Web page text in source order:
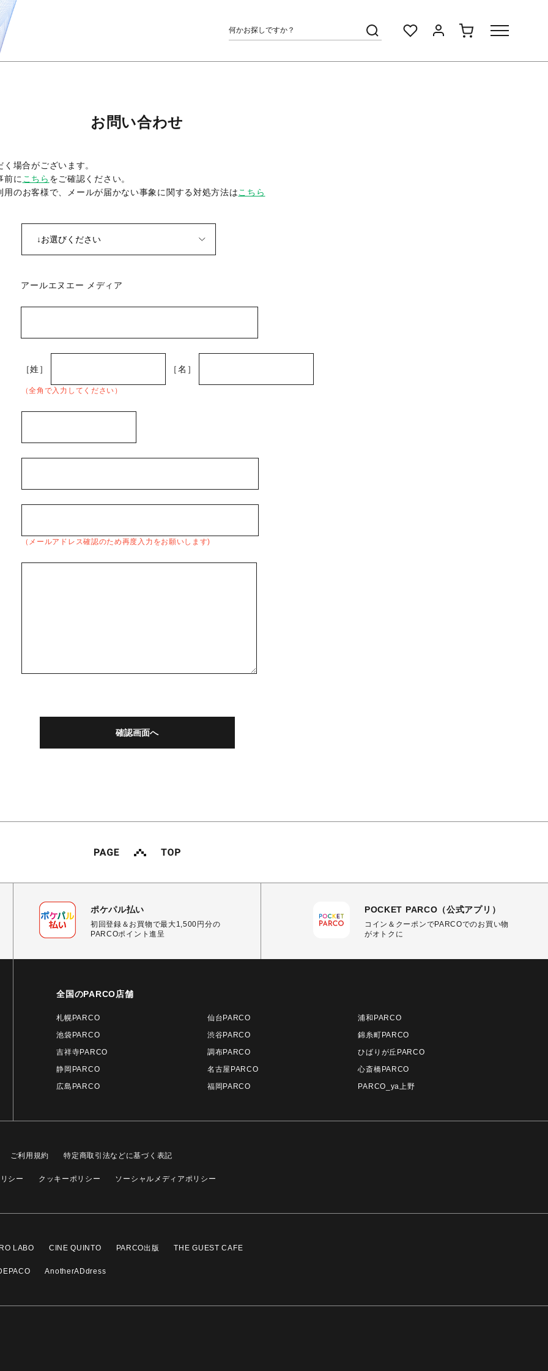
お問い合わせ
場合がございます。
前に こちら をご確認ください。
のお客様で、メールが届かない事象に関する対処方法はこちら
アールエヌエー メディア
［姓］ ［名］
（全角で入力してください）
（メールアドレス確認のため再度入力をお願いします)
ポケパル払い
初回登録＆お買物で最大1,500円分の
PARCOポイント進呈
POCKET PARCO（公式アプリ）
コイン＆クーポンでPARCOでのお買い物
がオトクに
全国のPARCO店舗
札幌PARCO 仙台PARCO
浦和PARCO
池袋PARCO
渋谷PARCO
錦糸町PARCO
吉祥寺PARCO
調布PARCO
ひばりが丘PARCO
静岡PARCO
名古屋PARCO
心斎橋PARCO
広島PARCO
福岡PARCO PARCO_ya上野
ご利用規約 特定商取引法などに基づく表記
シー クッキーポリシー ソーシャルメディアポリシー
LABO CINE QUINTO PARCO出版 THE GUEST CAFE
AnotherADdress